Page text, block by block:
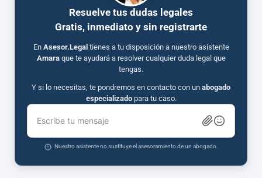
Resuelve tus dudas legales
Gratis, inmediato y sin registrarte
En Asesor.Legal tienes a tu disposición a nuestro asistente
Amaraque te ayudará a resolver cualquier duda legal que
tengas.
Y si lo necesitas, te pondremos en contacto con un abogado
especializadopara tu caso.
Escribe tu mensaje
Nuestro asistente no sustituye el asesoramiento de un abogado.